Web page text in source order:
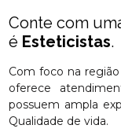
Conte com
é Esteticistas.
Com foco na
oferece
possuem ampla
Qualidade de vida.